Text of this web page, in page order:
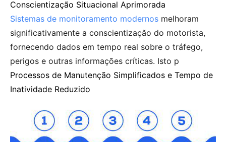
Conscientização Situacional Aprimorada
Sistemas de monitoramento modernos melhoram
significativamente a conscientização do motorista,
fornecendo dados em tempo real sobre o tráfego,
perigos e outras informações críticas. Isto p
Processos de Manutenção Simplificados e Tempo de
Inatividade Reduzido